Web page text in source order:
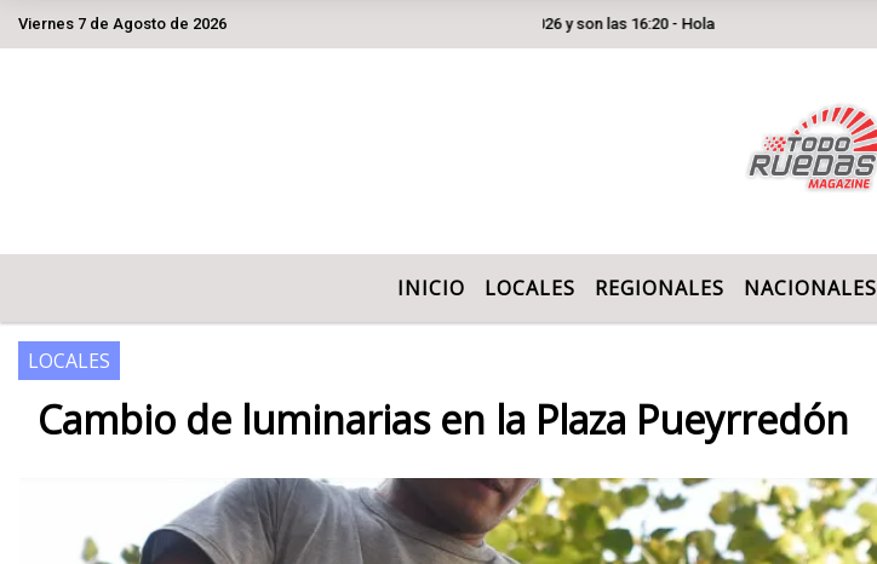
Viernes 7 de Agosto de 2026 Hoy es Viernes 7 de Agosto de 2026 y son las 16:20 - Hola
INICIO LOCALES REGIONALES NACIONALES
LOCALES
Cambio de luminarias en la Plaza Pueyrredón